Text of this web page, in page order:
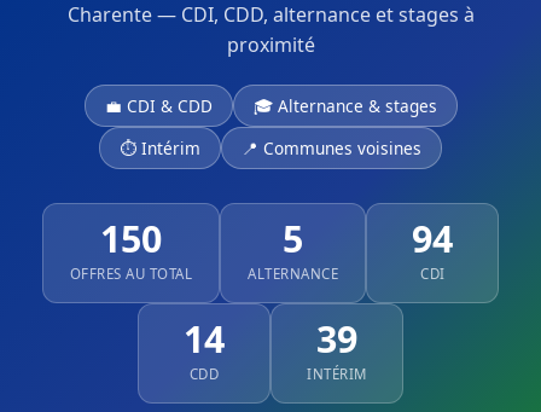
Charente — CDI, CDD, alternance et stages à
proximité
💼 CDI & CDD
🎓 Alternance & stages
⏱ Intérim
📍 Communes voisines
150
OFFRES AU TOTAL
5
ALTERNANCE
94
CDI
14
CDD
39
INTÉRIM